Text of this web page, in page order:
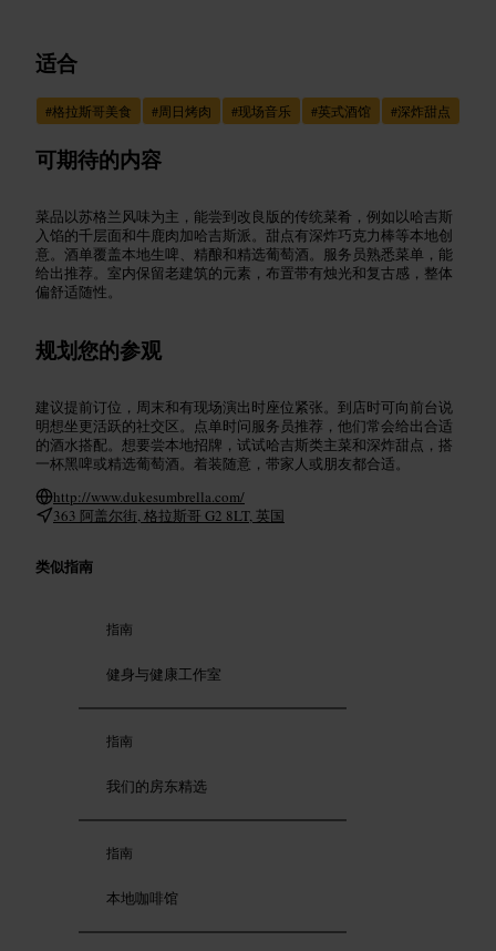
适合
#格拉斯哥美食 #周日烤肉 #现场音乐 #英式酒馆 #深炸甜点
可期待的内容
菜品以苏格兰风味为主，能尝到改良版的传统菜肴，例如以哈吉斯
入馅的千层面和牛鹿肉加哈吉斯派。甜点有深炸巧克力棒等本地创
意。酒单覆盖本地生啤、精酿和精选葡萄酒。服务员熟悉菜单，能
给出推荐。室内保留老建筑的元素，布置带有烛光和复古感，整体
偏舒适随性。
规划您的参观
建议提前订位，周末和有现场演出时座位紧张。到店时可向前台说
明想坐更活跃的社交区。点单时问服务员推荐，他们常会给出合适
的酒水搭配。想要尝本地招牌，试试哈吉斯类主菜和深炸甜点，搭
一杯黑啤或精选葡萄酒。着装随意，带家人或朋友都合适。
http://www.dukesumbrella.com/
363 阿盖尔街, 格拉斯哥 G2 8LT, 英国
类似指南
指南
健身与健康工作室
指南
我们的房东精选
指南
本地咖啡馆